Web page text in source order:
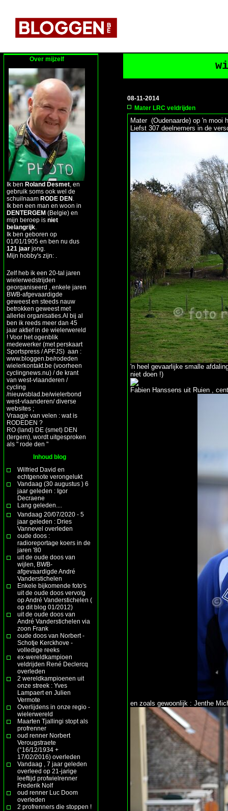
Over mijzelf
Ik ben Roland Desmet , en
gebruik soms ook wel de
schuilnaam RODE DEN
Ik ben een man en woon in
DENTERGEM (Belgie) en
mijn beroep is niet
belangrijk
Ik ben geboren op
01/01/1905 en ben nu dus
121 jaar jong.
Mijn hobby's zijn: .
Zelf heb ik een 20-tal jaren
wielerwedstrijden
georganiseerd , enkele jaren
BWB-afgevaardigde
geweest en steeds nauw
betrokken geweest met
allerlei organisaties.Al bij al
ben ik reeds meer dan 45
jaar aktief in de wielerwereld
! Voor het ogenblik
medewerker (met perskaart
Sportspress / APFJS) aan :
www.bloggen.be/rodeden
wielerkontakt.be (voorheen
cyclingnews.nu) / de krant
van west-vlaanderen /
cycling
/nieuwsblad.be/wielerbond
west-vlaanderen/ diverse
websites ;
Vraagje van velen : wat is
RODEDEN ?
RO (land) DE (smet) DEN
(tergem), wordt uitgesproken
als " rode den "
Inhoud blog
Wilfried David en
echtgenote verongelukt
Vandaag (30 augustus ) 6
jaar geleden : Igor
Decraene
Lang geleden....
Vandaag 20/07/2020 - 5
jaar geleden : Dries
Vannevel overleden
oude doos :
radioreportage koers in de
jaren '80
uit de oude doos van
wijlen, BWB-
afgevaardigde André
Vanderstichelen
Enkele bijkomende foto's
uit de oude doos vervolg
op André Vanderstichelen (
op dit blog 01/2012)
uit de oude doos van
André Vanderstichelen via
zoon Frank
oude doos van Norbert -
Schotje Kerckhove -
volledige reeks
ex-wereldkampioen
veldrijden René Declercq
overleden
2 wereldkampioenen uit
onze streek : Yves
Lampaert en Julien
Vermote
Overlijdens in onze regio -
wielerwereld
Maarten Tjallingi stopt als
profrenner
oud renner Norbert
Verougstraete
(°16/12/1934 +
17/02/2016) overleden
Vandaag , 7 jaar geleden
overleed op 21-jarige
leeftijd profwielrenner
Frederik Nolf
oud renner Luc Doom
overleden
2 profrenners die stoppen !
08-11-2014
Mater LRC veldrijden
Mater (Oudenaarde) op 'n mooi
Liefst 307 deelnemers in de
'n heel gevaarlijke smalle
niet doen !)
Fabien Hanssens uit Ruien ,
en zoals gewoonlijk : Jenthe